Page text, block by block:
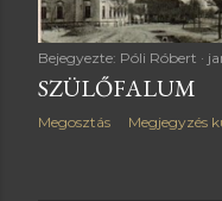
Bejegyezte: Póli Róbert
SZÜLŐFALUM
Megosztás Megjegyzés